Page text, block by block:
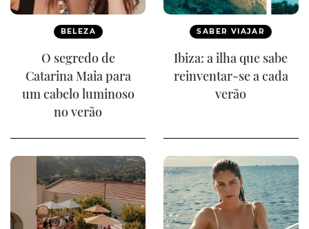
BELEZA
O segredo de
Catarina Maia para
um cabelo luminoso
no verão
SABER VIAJAR
Ibiza: a ilha que sabe
reinventar-se a cada
verão